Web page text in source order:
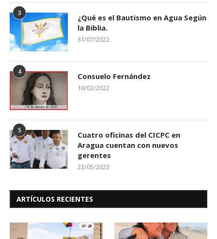
3
¿Qué es el Bautismo en Agua Según
la Biblia.
31/07/2022
4 Consuelo Fernández
10/02/2022
5
Cuatro oficinas del CICPC en
Aragua cuentan con nuevos
gerentes
23/05/2023
ARTÍCULOS RECIENTES